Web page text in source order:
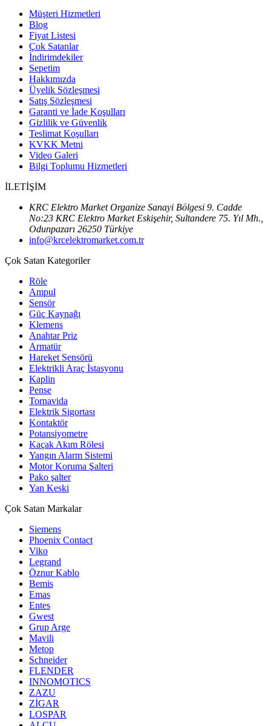
Müşteri Hizmetleri
Blog
Fiyat Listesi
Çok Satanlar
İndirimdekiler
Sepetim
Hakkımızda
Üyelik Sözleşmesi
Satış Sözleşmesi
Garanti ve İade Koşulları
Gizlilik ve Güvenlik
Teslimat Koşulları
KVKK Metni
Video Galeri
Bilgi Toplumu Hizmetleri
İLETİŞİM
KRC Elektro Market Organize Sanayi Bölgesi 9. Cadde
No:23 KRC Elektro Market Eskişehir, Sultandere 75. Yıl Mh.,
Odunpazarı 26250 Türkiye
info@krcelektromarket.com.tr
Çok Satan Kategoriler
Röle
Ampul
Sensör
Güç Kaynağı
Klemens
Anahtar Priz
Armatür
Hareket Sensörü
Elektrikli Araç İstasyonu
Kaplin
Pense
Tornavida
Elektrik Sigortası
Kontaktör
Potansiyometre
Kaçak Akım Rölesi
Yangın Alarm Sistemi
Motor Koruma Şalteri
Pako şalter
Yan Keski
Çok Satan Markalar
Siemens
Phoenix Contact
Viko
Legrand
Öznur Kablo
Bemis
Emas
Entes
Gwest
Grup Arge
Mavili
Metop
Schneider
FLENDER
INNOMOTICS
ZAZU
ZİGAR
LOSPAR